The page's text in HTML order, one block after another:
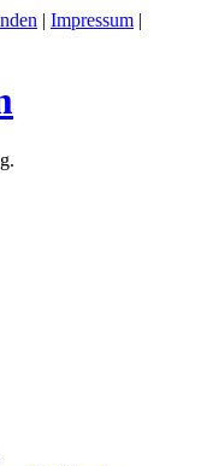
| Impressum |